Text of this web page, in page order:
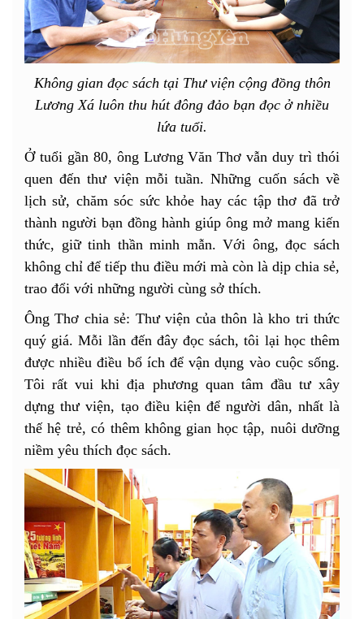
Không gian đọc sách tại Thư viện cộng đồng thôn
Lương Xá luôn thu hút đông đảo bạn đọc ở nhiều
lứa tuổi.
Ở tuổi gần 80, ông Lương Văn Thơ vẫn duy trì thói
quen đến thư viện mỗi tuần. Những cuốn sách về
lịch sử, chăm sóc sức khỏe hay các tập thơ đã trở
thành người bạn đồng hành giúp ông mở mang kiến
thức, giữ tinh thần minh mẫn. Với ông, đọc sách
không chỉ để tiếp thu điều mới mà còn là dịp chia sẻ,
trao đổi với những người cùng sở thích.
Ông Thơ chia sẻ: Thư viện của thôn là kho tri thức
quý giá. Mỗi lần đến đây đọc sách, tôi lại học thêm
được nhiều điều bổ ích để vận dụng vào cuộc sống.
Tôi rất vui khi địa phương quan tâm đầu tư xây
dựng thư viện, tạo điều kiện để người dân, nhất là
thế hệ trẻ, có thêm không gian học tập, nuôi dưỡng
niềm yêu thích đọc sách.